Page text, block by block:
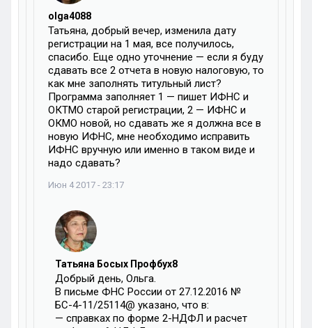
olga4088
Татьяна, добрый вечер, изменила дату
регистрации на 1 мая, все получилось,
спасибо. Еще одно уточнение — если я буду
сдавать все 2 отчета в новую налоговую, то
как мне заполнять титульный лист?
Программа заполняет 1 — пишет ИФНС и
ОКТМО старой регистрации, 2 — ИФНС и
ОКМО новой, но сдавать же я должна все в
новую ИФНС, мне необходимо исправить
ИФНС вручную или именно в таком виде и
надо сдавать?
Июн 4 2017 - 23:17
Татьяна Босых Профбух8
Добрый день, Ольга.
В письме ФНС России от 27.12.2016 №
БС-4-11/25114@ указано, что в:
— справках по форме 2-НДФЛ и расчет